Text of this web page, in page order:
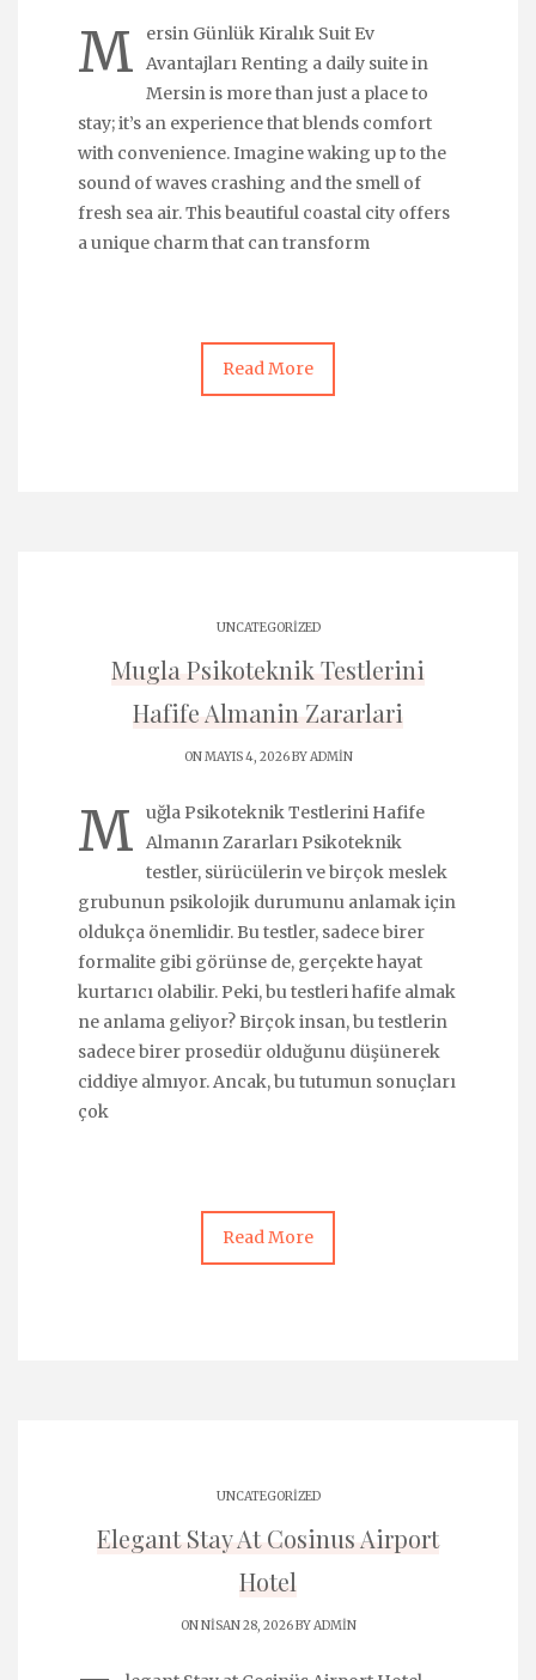
M
ersin Günlük Kiralık Suit Ev
Avantajları Renting a daily suite in
Mersin is more than just a place to
stay; it’s an experience that blends comfort
with convenience. Imagine waking up to the
sound of waves crashing and the smell of
fresh sea air. This beautiful coastal city offers
a unique charm that can transform
Read More
UNCATEGORIZED
Mugla Psikoteknik Testlerini
Hafife Almanin Zararlari
ON MAYIS 4, 2026 BYADMIN
M
uğla Psikoteknik Testlerini Hafife
Almanın Zararları Psikoteknik
testler, sürücülerin ve birçok meslek
grubunun psikolojik durumunu anlamak için
oldukça önemlidir. Bu testler, sadece birer
formalite gibi görünse de, gerçekte hayat
kurtarıcı olabilir. Peki, bu testleri hafife almak
ne anlama geliyor? Birçok insan, bu testlerin
sadece birer prosedür olduğunu düşünerek
ciddiye almıyor. Ancak, bu tutumun sonuçları
çok
Read More
UNCATEGORIZED
Elegant Stay At Cosinus Airport
Hotel
ON NISAN 28, 2026 BYADMIN